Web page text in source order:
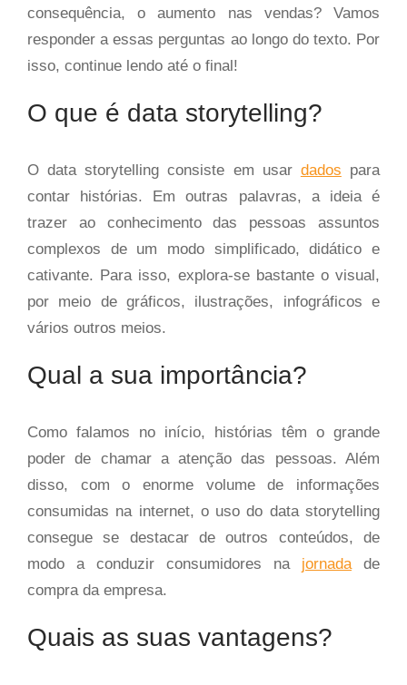
consequência, o aumento nas vendas? Vamos
responder a essas perguntas ao longo do texto. Por
isso, continue lendo até o final!
O que é data storytelling?
O data storytelling consiste em usar dados para
contar histórias. Em outras palavras, a ideia é
trazer ao conhecimento das pessoas assuntos
complexos de um modo simplificado, didático e
cativante. Para isso, explora-se bastante o visual,
por meio de gráficos, ilustrações, infográficos e
vários outros meios.
Qual a sua importância?
Como falamos no início, histórias têm o grande
poder de chamar a atenção das pessoas. Além
disso, com o enorme volume de informações
consumidas na internet, o uso do data storytelling
consegue se destacar de outros conteúdos, de
modo a conduzir consumidores na jornadade
compra da empresa.
Quais as suas vantagens?